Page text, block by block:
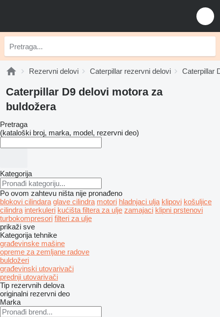
Rezervni delovi Caterpillar rezervni delovi Caterpillar
Caterpillar D9 delovi motora za
buldožera
Pretraga
(kataloški broj, marka, model, rezervni deo)
Kategorija
Po ovom zahtevu ništa nije pronađeno
blokovi cilindara glave cilindra motori hladnjaci ulja klipovi košuljice
cilindra interkuleri kućišta filtera za ulje zamajaci klipni prstenovi
turbokompresori filteri za ulje
prikaži sve
Kategorija tehnike
građevinske mašine
opreme za zemljane radove
buldožeri
građevinski utovarivači
prednji utovarivači
Tip rezervnih delova
originalni rezervni deo
Marka